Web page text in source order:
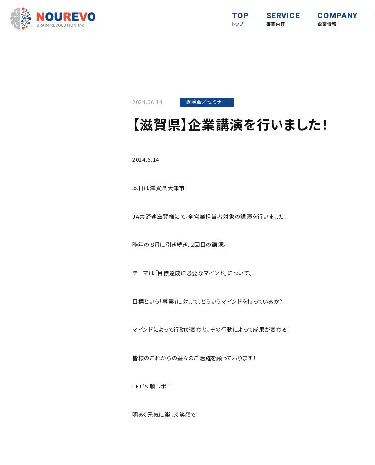
TOP
トップ
SERVICE
事業内容
COMPANY
企業情報
2024.06.14 講演会／セミナー
【滋賀県】企業講演を行いました！
2024.6.14
本日は滋賀県大津市！
JA共済連滋賀様にて、全営業担当者対象の講演を行いました！
昨年の８月に引き続き、２回目の講演。
テーマは「目標達成に必要なマインド」について。
目標という「事実」に対して、どういうマインドを持っているか？
マインドによって行動が変わり、その行動によって成果が変わる！
皆様のこれからの益々のご活躍を願っております！
LET’S 脳レボ！！
明るく元気に楽しく笑顔で！